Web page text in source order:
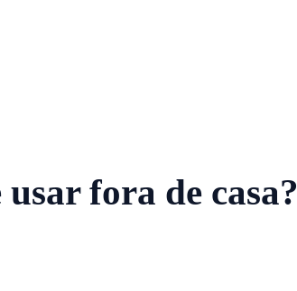
fora de casa?